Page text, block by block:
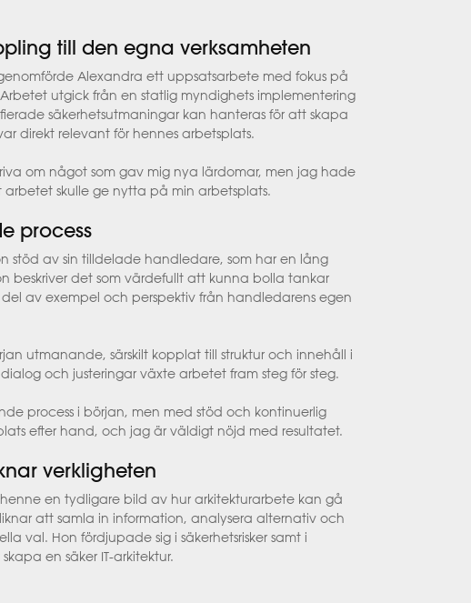
till den egna verksamheten
Alexandra ett uppsatsarbete med fokus på
utgick från en statlig myndighets implementering
säkerhetsutmaningar kan hanteras för att skapa
direkt relevant för hennes arbetsplats.
om något som gav mig nya lärdomar, men jag hade
skulle ge nytta på min arbetsplats.
process
stöd av sin tilldelade handledare, som har en lång
beskriver det som värdefullt att kunna bolla tankar
av exempel och perspektiv från handledarens egen
utmanande, särskilt kopplat till struktur och innehåll i
och justeringar växte arbetet fram steg för steg.
process i början, men med stöd och kontinuerlig
efter hand, och jag är väldigt nöjd med resultatet.
verkligheten
en tydligare bild av hur arkitekturarbete kan gå
att samla in information, analysera alternativ och
val. Hon fördjupade sig i säkerhetsrisker samt i
en säker IT-arkitektur.